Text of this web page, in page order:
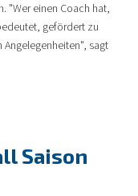
"Wer einen Coach hat,
gefördert zu
sagt
Saison